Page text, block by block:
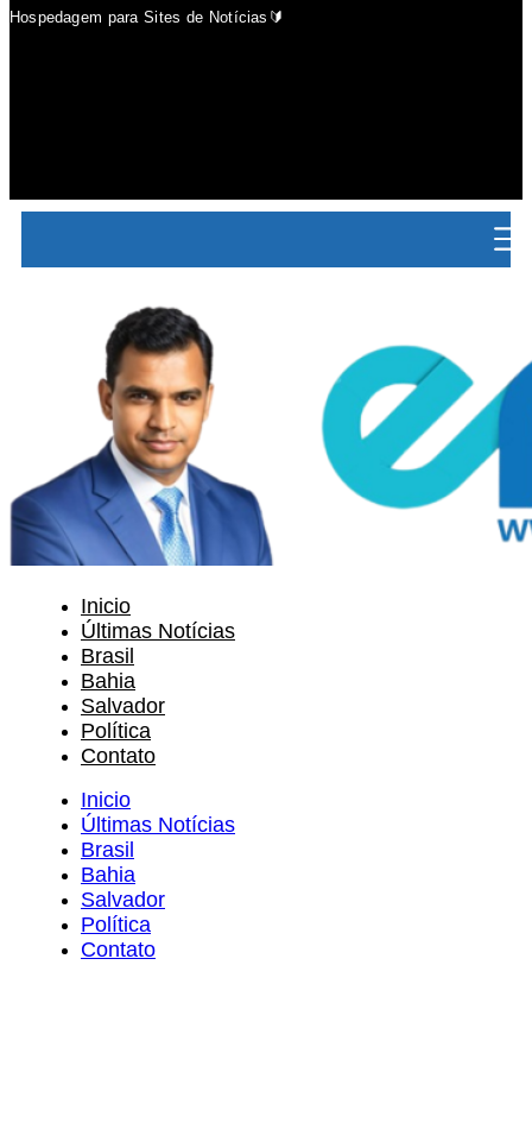
Hospedagem para Sites de Notícias🔰
Inicio
Últimas Notícias
Brasil
Bahia
Salvador
Política
Contato
Inicio
Últimas Notícias
Brasil
Bahia
Salvador
Política
Contato